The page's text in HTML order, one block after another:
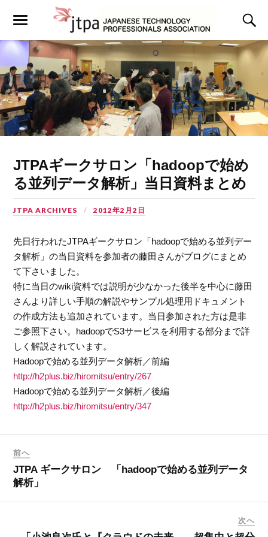
JTPAギークサロン「hadoopで始め
る並列データ解析」当日資料まとめ
JTPA ARCHIVES 2012年2月2日
先日行われたJTPAギークサロン「hadoopで始める並列デー
タ解析」の当日資料を参加者の藤田さんがブログにまとめ
て下さいました。
特に当日のwiki資料では説明が少なかった後半を中心に藤田
さんより詳しい手順の解説やサンプル処理用ドキュメント
の作成方法も追加されています。当日参加された方は是非
ご参照下さい。hadoopでS3サービスを利用する部分まで詳
しく解説されています。
Hadoopで始める並列データ解析／前編
http://h2plus.biz/hiromitsu/entry/267
Hadoopで始める並列データ解析／後編
http://h2plus.biz/hiromitsu/entry/347
前へ
JTPA ギークサロン 「hadoopで始める並列データ
解析」
次へ